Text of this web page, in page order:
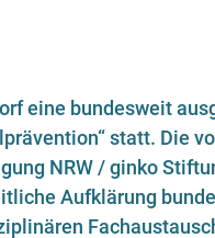
eine bundesweit
statt. Die
NRW / ginko
Aufklärung